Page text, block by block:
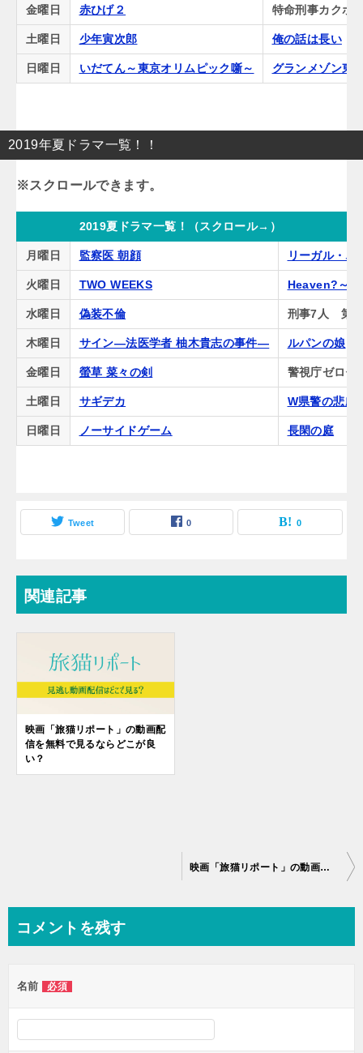
金曜日 赤ひげ２ 特命刑事カクホ
土曜日 少年寅次郎 俺の話は長い
日曜日 いだてん～東京オリムピック噺～ グランメゾン東
2019年夏ドラマ一覧！！
2019夏ドラマ一覧！（スクロール→）
月曜日 監察医 朝顔 リーガル・ハ
火曜日 TWO WEEKS Heaven?～
水曜日 偽装不倫 刑事7人 第5
木曜日 サイン―法医学者 柚木貴志の事件― ルパンの娘
金曜日 螢草 菜々の剣 警視庁ゼロ係
土曜日 サギデカ W県警の悲劇
日曜日 ノーサイドゲーム 長閑の庭
Tweet 0 0
関連記事
映画「旅猫リポート」の動画配
信を無料で見るならどこが良
い？
ビ
ー
シ
映画「旅猫リポート」の動画配信を無料で見るならどこが良い？
コメントを残す
名前 必須